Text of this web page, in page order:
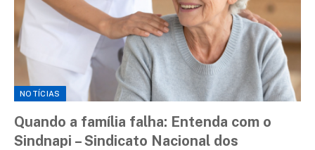
NOTÍCIAS
Quando a família falha: Entenda com o
Sindnapi – Sindicato Nacional dos